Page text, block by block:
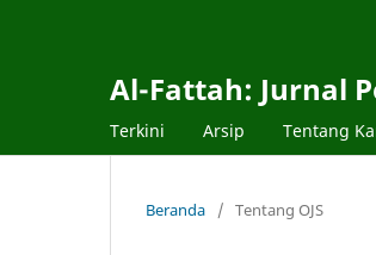
Al-Fattah: Jurnal
Terkini Arsip Tentang
Beranda / Tentang OJS